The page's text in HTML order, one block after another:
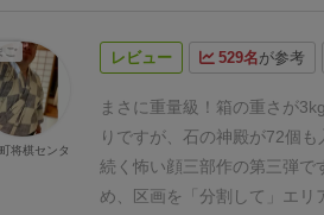
レビュー 529名が参考
まさに重量級！箱の重さが
りですが、石の神殿が72個も
続く怖い顔三部作の第三弾で
め、区画を「分割して」エリ
ご
将棋センタ